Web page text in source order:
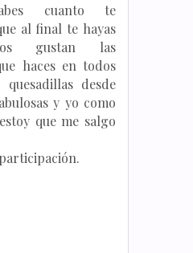
cuanto te
al final te hayas
gustan las
haces en todos
desde
y yo como
que me salgo